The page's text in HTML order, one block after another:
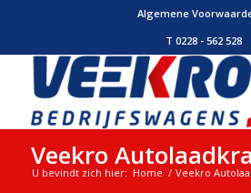
Algemene
T 0228 - 562 528
Veekro
U bevindt zich hier: Home / Veekro